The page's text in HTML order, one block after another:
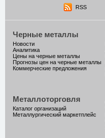
RSS
Черные металлы
Новости
Аналитика
Цены на черные металлы
Прогнозы цен на черные металлы
Коммерческие предложения
Металлоторговля
Каталог организаций
Металлургический маркетплейс